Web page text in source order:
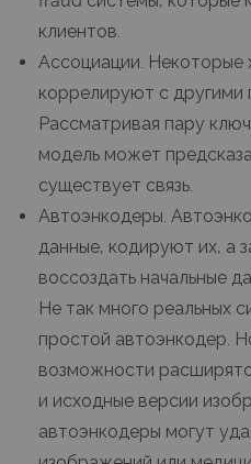
клиентов.
Ассоциации. Некоторые
коррелируют с другими
Рассматривая пару
модель может
существует связь.
Автоэнкодеры.
данные, кодируют их, а
воссоздать начальные
Не так много реальных
простой автоэнкодер.
возможности
и исходные версии
автоэнкодеры могут